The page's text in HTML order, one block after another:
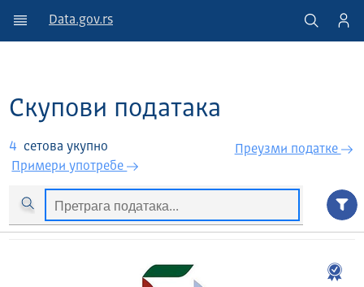
Data.gov.rs
Скупови података
4 сетова укупно
Примери употребе
Преузми податкe